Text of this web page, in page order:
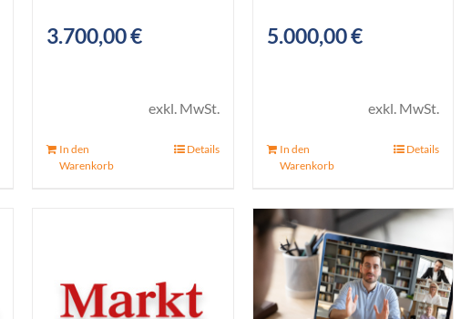
3.700,00€
exkl. MwSt.
In den
Warenkorb
Details
5.000,00€
exkl. MwSt.
In den
Warenkorb
Details